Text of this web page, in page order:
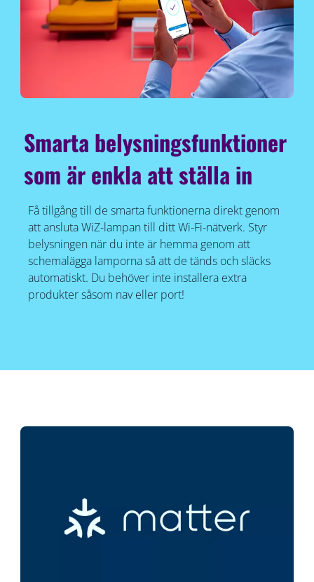
Smarta belysningsfunktioner
som är enkla att ställa in
Få tillgång till de smarta funktionerna direkt genom
att ansluta WiZ-lampan till ditt Wi-Fi-nätverk. Styr
belysningen när du inte är hemma genom att
schemalägga lamporna så att de tänds och släcks
automatiskt. Du behöver inte installera extra
produkter såsom nav eller port!